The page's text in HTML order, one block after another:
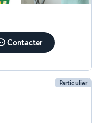
Contacter
Particulier